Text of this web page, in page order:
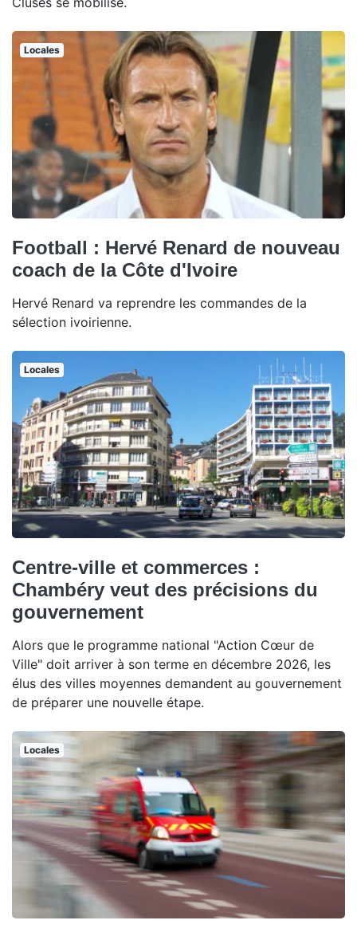
Locales
Football : Hervé Renard de nouveau
coach de la Côte d'Ivoire
Hervé Renard va reprendre les commandes de la
sélection ivoirienne.
Locales
Centre-ville et commerces :
Chambéry veut des précisions du
gouvernement
Alors que le programme national "Action Cœur de
Ville" doit arriver à son terme en décembre 2026, les
élus des villes moyennes demandent au gouvernement
de préparer une nouvelle étape.
Locales